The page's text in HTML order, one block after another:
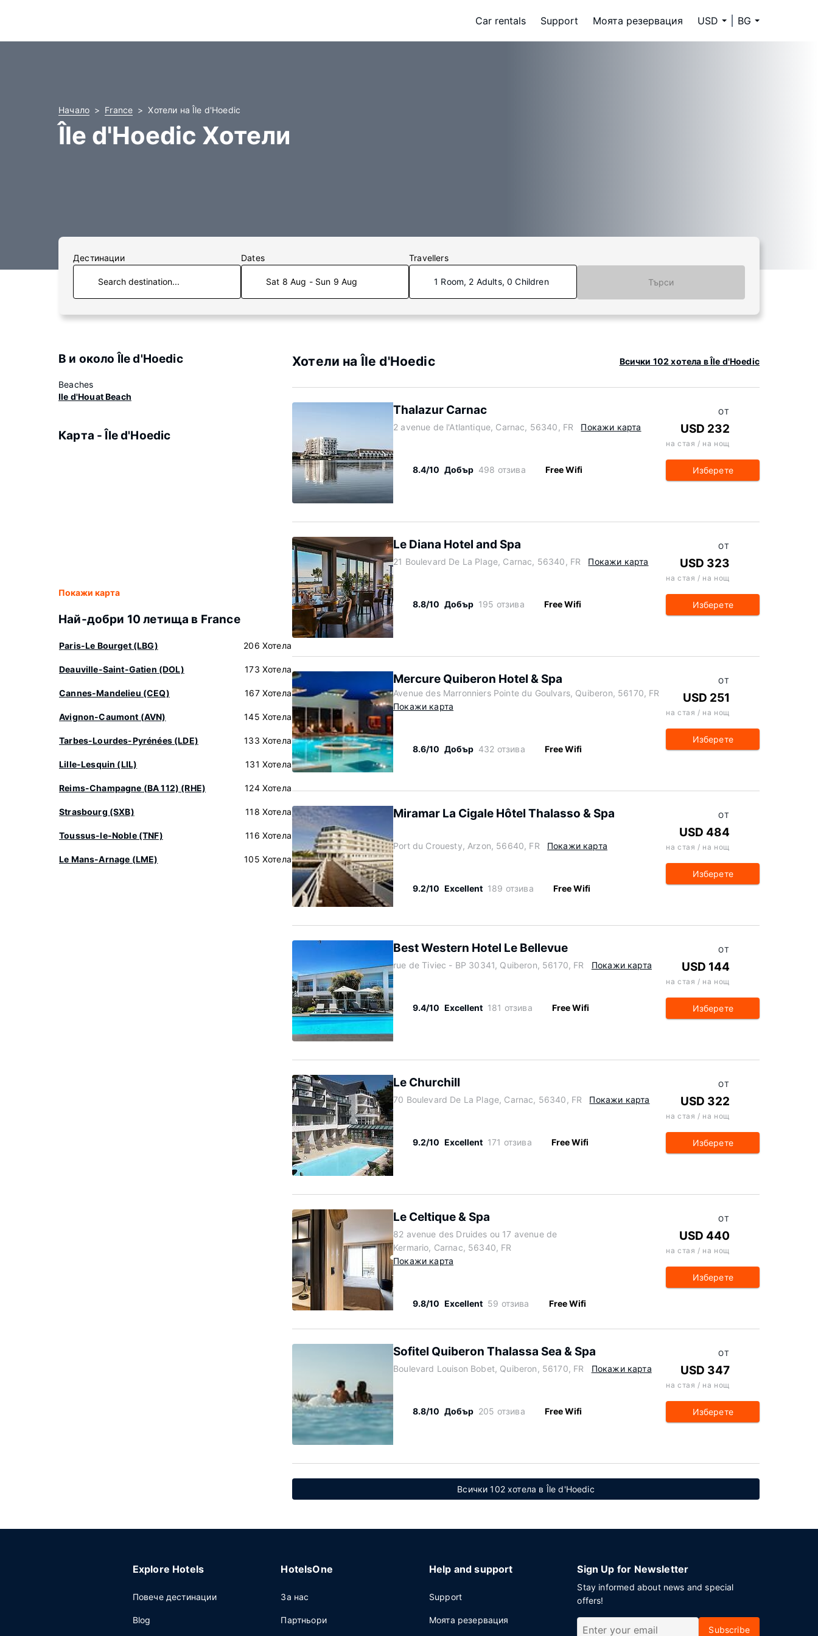
Car rentals Support Моята резервация USD BG
Начало France Хотели на Île d'Hoedic
Île d'Hoedic Хотели
Дестинации Dates
Sat 8 Aug - Sun 9 Aug
Travellers
1 Room, 2 Adults, 0 Children Търси
В и около Île d'Hoedic
Beaches
Ile d'Houat Beach
Карта - Île d'Hoedic
Покажи карта
Най-добри 10 летища в France
Paris-Le Bourget (LBG) 206 Хотела
Deauville-Saint-Gatien (DOL) 173 Хотела
Cannes-Mandelieu (CEQ) 167 Хотела
Avignon-Caumont (AVN) 145 Хотела
Tarbes-Lourdes-Pyrénées (LDE) 133 Хотела
Lille-Lesquin (LIL) 131 Хотела
Reims-Champagne (BA 112) (RHE) 124 Хотела
Strasbourg (SXB) 118 Хотела
Toussus-le-Noble (TNF) 116 Хотела
Le Mans-Arnage (LME) 105 Хотела
Хотели на Île d'Hoedic Всички 102 хотела в Île d'Hoedic
Thalazur Carnac
2 avenue de l'Atlantique, Carnac, 56340, FR Покажи карта
8.4/10 Добър 498 отзива Free Wifi
ОТ
USD 232
на стая / на нощ
Изберете
Le Diana Hotel and Spa
21 Boulevard De La Plage, Carnac, 56340, FR Покажи карта
8.8/10 Добър 195 отзива Free Wifi
ОТ
USD 323
на стая / на нощ
Изберете
Mercure Quiberon Hotel & Spa
Avenue des Marronniers Pointe du Goulvars, Quiberon, 56170, FR
Покажи карта
8.6/10 Добър 432 отзива Free Wifi
ОТ
USD 251
на стая / на нощ
Изберете
Miramar La Cigale Hôtel Thalasso & Spa
Port du Crouesty, Arzon, 56640, FR Покажи карта
9.2/10 Excellent 189 отзива Free Wifi
ОТ
USD 484
на стая / на нощ
Изберете
Best Western Hotel Le Bellevue
rue de Tiviec - BP 30341, Quiberon, 56170, FR Покажи карта
9.4/10 Excellent 181 отзива Free Wifi
ОТ
USD 144
на стая / на нощ
Изберете
Le Churchill
70 Boulevard De La Plage, Carnac, 56340, FR Покажи карта
9.2/10 Excellent 171 отзива Free Wifi
ОТ
USD 322
на стая / на нощ
Изберете
Le Celtique & Spa
82 avenue des Druides ou 17 avenue de
Kermario, Carnac, 56340, FR
Покажи карта
9.8/10 Excellent 59 отзива Free Wifi
ОТ
USD 440
на стая / на нощ
Изберете
Sofitel Quiberon Thalassa Sea & Spa
Boulevard Louison Bobet, Quiberon, 56170, FR Покажи карта
8.8/10 Добър 205 отзива Free Wifi
ОТ
USD 347
на стая / на нощ
Изберете
Всички 102 хотела в Île d'Hoedic
Explore Hotels
Повече дестинации
Blog
HotelsOne
За нас
Партньори
Help and support
Support
Моята резервация
Sign Up for Newsletter
Stay informed about news and special
offers!
Subscribe